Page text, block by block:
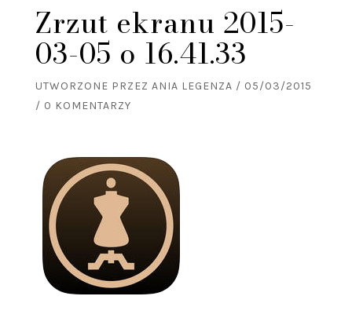
Zrzut ekranu 2015-
03-05 o 16.41.33
UTWORZONE PRZEZ ANIA LEGENZA / 05/03/2015
/ 0 KOMENTARZY